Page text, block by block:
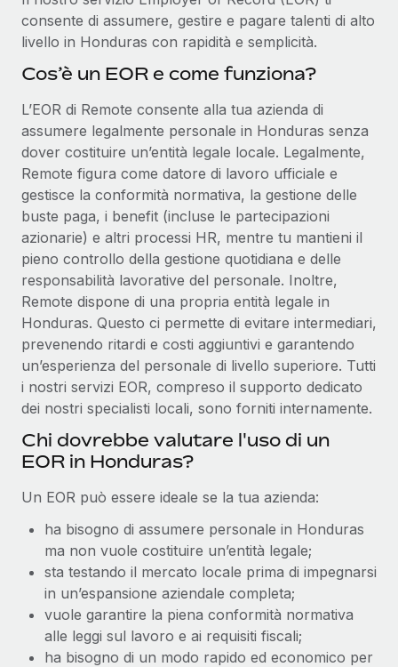
consente di assumere, gestire e pagare talenti di alto
livello in Honduras con rapidità e semplicità.
Cos’è un EOR e come funziona?
L’EOR di Remote consente alla tua azienda di
assumere legalmente personale in Honduras senza
dover costituire un’entità legale locale. Legalmente,
Remote figura come datore di lavoro ufficiale e
gestisce la conformità normativa, la gestione delle
buste paga, i benefit (incluse le partecipazioni
azionarie) e altri processi HR, mentre tu mantieni il
pieno controllo della gestione quotidiana e delle
responsabilità lavorative del personale. Inoltre,
Remote dispone di una propria entità legale in
Honduras. Questo ci permette di evitare intermediari,
prevenendo ritardi e costi aggiuntivi e garantendo
un’esperienza del personale di livello superiore. Tutti
i nostri servizi EOR, compreso il supporto dedicato
dei nostri specialisti locali, sono forniti internamente.
Chi dovrebbe valutare l'uso di un
EOR in Honduras?
Un EOR può essere ideale se la tua azienda:
ha bisogno di assumere personale in Honduras
ma non vuole costituire un’entità legale;
sta testando il mercato locale prima di impegnarsi
in un’espansione aziendale completa;
vuole garantire la piena conformità normativa
alle leggi sul lavoro e ai requisiti fiscali;
ha bisogno di un modo rapido ed economico per